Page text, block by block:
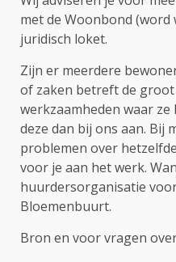
met de Woonbond (word
juridisch loket.
Zijn er meerdere
of zaken betreft de
werkzaamheden waar
deze dan bij ons aan. Bij
problemen over
voor je aan het werk.
huurdersorganisatie
Bloemenbuurt.
Bron en voor vragen